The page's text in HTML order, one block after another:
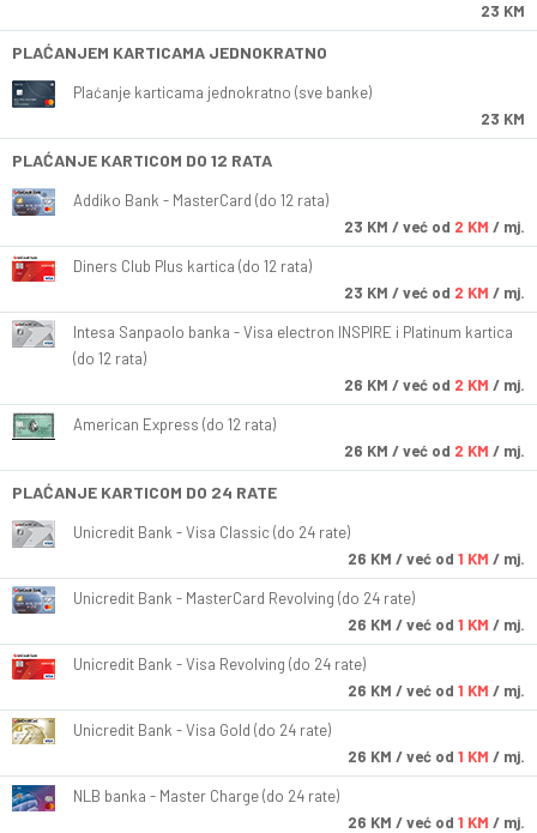
23 KM
PLAĆANJEM KARTICAMA JEDNOKRATNO
Plaćanje karticama jednokratno (sve banke)
23 KM
PLAĆANJE KARTICOM DO 12 RATA
Addiko Bank - MasterCard (do 12 rata)
23 KM / već od 2 KM / mj.
Diners Club Plus kartica (do 12 rata)
23 KM / već od 2 KM / mj.
Intesa Sanpaolo banka - Visa electron INSPIRE i Platinum kartica
(do 12 rata)
26 KM / već od 2 KM / mj.
American Express (do 12 rata)
26 KM / već od 2 KM / mj.
PLAĆANJE KARTICOM DO 24 RATE
Unicredit Bank - Visa Classic (do 24 rate)
26 KM / već od 1 KM / mj.
Unicredit Bank - MasterCard Revolving (do 24 rate)
26 KM / već od 1 KM / mj.
Unicredit Bank - Visa Revolving (do 24 rate)
26 KM / već od 1 KM / mj.
Unicredit Bank - Visa Gold (do 24 rate)
26 KM / već od 1 KM / mj.
NLB banka - Master Charge (do 24 rate)
26 KM / već od 1 KM / mj.